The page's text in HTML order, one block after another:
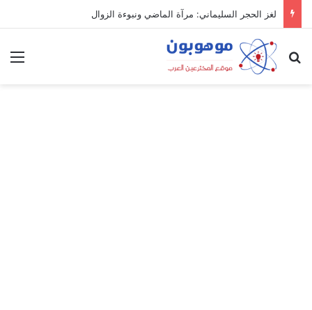
لغز الحجر السليماني: مرآة الماضي ونبوءة الزوال
بحث عن